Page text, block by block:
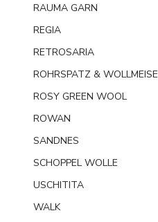
RAUMA GARN
REGIA
RETROSARIA
ROHRSPATZ & WOLLMEISE
ROSY GREEN WOOL
ROWAN
SANDNES
SCHOPPEL WOLLE
USCHITITA
WALK